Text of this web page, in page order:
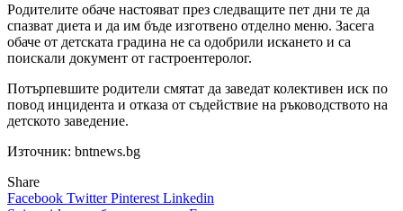
Родителите обаче настояват през следващите пет дни те да
спазват диета и да им бъде изготвено отделно меню. Засега
обаче от детската градина не са одобрили искането и са
поискали документ от гастроентеролог.
Потърпевшите родители смятат да заведат колективен иск по
повод инцидента и отказа от съдействие на ръководството на
детското заведение.
Източник: bntnews.bg
Share
Facebook TwitterPinterest Linkedin